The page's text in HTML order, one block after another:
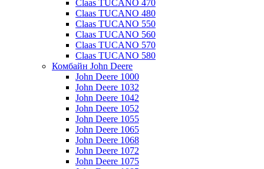
Claas TUCANO 470
Claas TUCANO 480
Claas TUCANO 550
Claas TUCANO 560
Claas TUCANO 570
Claas TUCANO 580
Комбайн John Deere
John Deere 1000
John Deere 1032
John Deere 1042
John Deere 1052
John Deere 1055
John Deere 1065
John Deere 1068
John Deere 1072
John Deere 1075